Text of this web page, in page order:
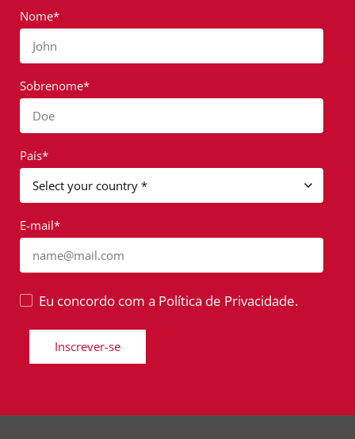
Nome*
John
Sobrenome*
Doe
País*
E-mail*
name@mail.com
Eu concordo com a Política de Privacidade.
Inscrever-se